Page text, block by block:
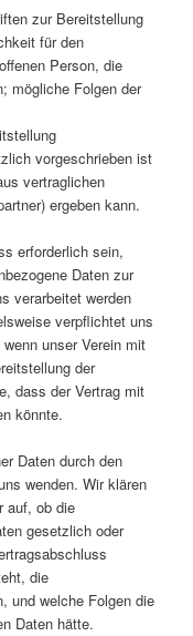
zur Bereitstellung
für den
Person, die
mögliche Folgen der
vorgeschrieben ist
vertraglichen
ergeben kann.
erforderlich sein,
Daten zur
verarbeitet werden
verpflichtet uns
unser Verein mit
der
dass der Vertrag mit
könnte.
Daten durch den
wenden. Wir klären
auf, ob die
gesetzlich oder
die
und welche Folgen die
Daten hätte.